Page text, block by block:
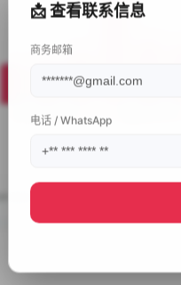
📩 查看联系信息
商务邮箱
电话 / WhatsApp